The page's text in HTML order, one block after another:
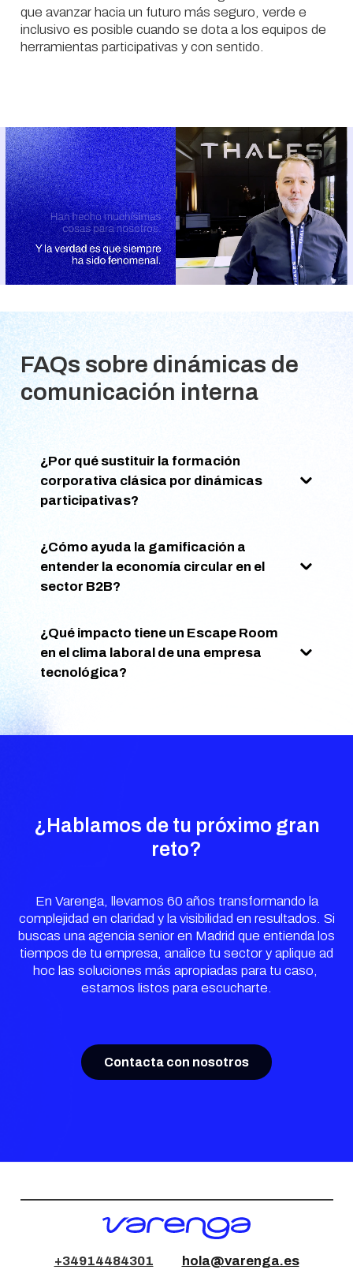
que avanzar hacia un futuro más seguro, verde e
inclusivo es posible cuando se dota a los equipos de
herramientas participativas y con sentido.
FAQs sobre dinámicas de
comunicación interna
¿Por qué sustituir la formación
corporativa clásica por dinámicas
participativas?
¿Cómo ayuda la gamificación a
entender la economía circular en el
sector B2B?
¿Qué impacto tiene un Escape Room
en el clima laboral de una empresa
tecnológica?
¿Hablamos de tu próximo gran
reto?
En Varenga, llevamos 60 años transformando la
complejidad en claridad y la visibilidad en resultados. Si
buscas una agencia senior en Madrid que entienda los
tiempos de tu empresa, analice tu sector y aplique ad
hoc las soluciones más apropiadas para tu caso,
estamos listos para escucharte.
Contacta con nosotros
+34914484301 hola@varenga.es